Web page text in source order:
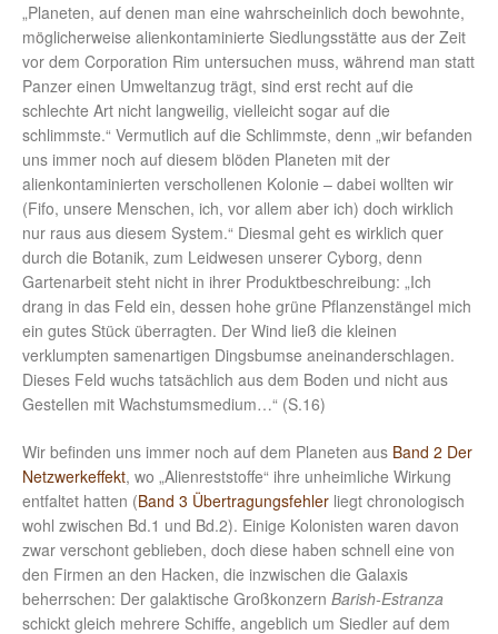
„Planeten, auf denen man eine wahrscheinlich doch bewohnte,
möglicherweise alienkontaminierte Siedlungsstätte aus der Zeit
vor dem Corporation Rim untersuchen muss, während man statt
Panzer einen Umweltanzug trägt, sind erst recht auf die
schlechte Art nicht langweilig, vielleicht sogar auf die
schlimmste.“ Vermutlich auf die Schlimmste, denn „wir befanden
uns immer noch auf diesem blöden Planeten mit der
alienkontaminierten verschollenen Kolonie – dabei wollten wir
(Fifo, unsere Menschen, ich, vor allem aber ich) doch wirklich
nur raus aus diesem System.“ Diesmal geht es wirklich quer
durch die Botanik, zum Leidwesen unserer Cyborg, denn
Gartenarbeit steht nicht in ihrer Produktbeschreibung: „Ich
drang in das Feld ein, dessen hohe grüne Pflanzenstängel mich
ein gutes Stück überragten. Der Wind ließ die kleinen
verklumpten samenartigen Dingsbumse aneinanderschlagen.
Dieses Feld wuchs tatsächlich aus dem Boden und nicht aus
Gestellen mit Wachstumsmedium…“ (S.16)
Wir befinden uns immer noch auf dem Planeten aus Band 2 Der
Netzwerkeffekt, wo „Alienreststoffe“ ihre unheimliche Wirkung
entfaltet hatten (Band 3 Übertragungsfehler liegt chronologisch
wohl zwischen Bd.1 und Bd.2). Einige Kolonisten waren davon
zwar verschont geblieben, doch diese haben schnell eine von
den Firmen an den Hacken, die inzwischen die Galaxis
beherrschen: Der galaktische Großkonzern Barish-Estranza
schickt gleich mehrere Schiffe, angeblich um Siedler auf dem